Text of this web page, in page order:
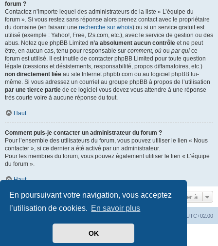
En poursuivant votre navigation, vous acceptez
l’utilisation de cookies. En savoir plus
OK
forum ?
Contactez n’importe lequel des administrateurs de la liste « L’équipe du
forum ». Si vous restez sans réponse alors prenez contact avec le propriétaire
du domaine (en faisant une recherche sur whois) ou si un service gratuit est
utilisé (exemple : Yahoo!, Free, f2s.com, etc.), avec le service de gestion ou des
abus. Notez que phpBB Limited n’a absolument aucun contrôle et ne peut
être, en aucun cas, tenu pour responsable sur comment, où ou par qui ce
forum est utilisé. Il est inutile de contacter phpBB Limited pour toute question
légale (cessions et désistements, responsabilité, propos diffamatoires, etc.)
non directement liée au site Internet phpbb.com ou au logiciel phpBB lui-
même. Si vous adressez un courriel au groupe phpBB à propos de l’utilisation
par une tierce partie de ce logiciel vous devez vous attendre à une réponse
très courte voire à aucune réponse du tout.
Haut
Comment puis-je contacter un administrateur du forum ?
Pour l’ensemble des utilisateurs du forum, vous pouvez utiliser le lien « Nous
contacter », si ce dernier a été activé par un administrateur.
Pour les membres du forum, vous pouvez également utiliser le lien « L’équipe
du forum ».
Haut
Aller à
UTC+02:00
phpBB ® Forum Software © phpBB Limited
phpBB-fr.com